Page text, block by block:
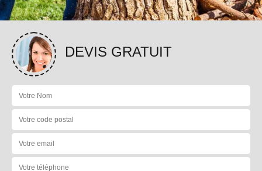
DEVIS GRATUIT